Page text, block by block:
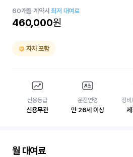
60개월 계약시최저 대여료
460,000원
자차 포함
신용등급
신용무관
운전연령
만 26세 이상
정비
월 대여료